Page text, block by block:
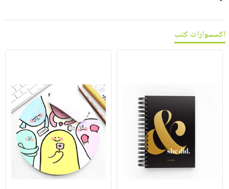
بالذات
صابون
أطفال
فيديوهات
تواصل
الأمنيات
عربة
الإصدارات
اكسسوارات كتب